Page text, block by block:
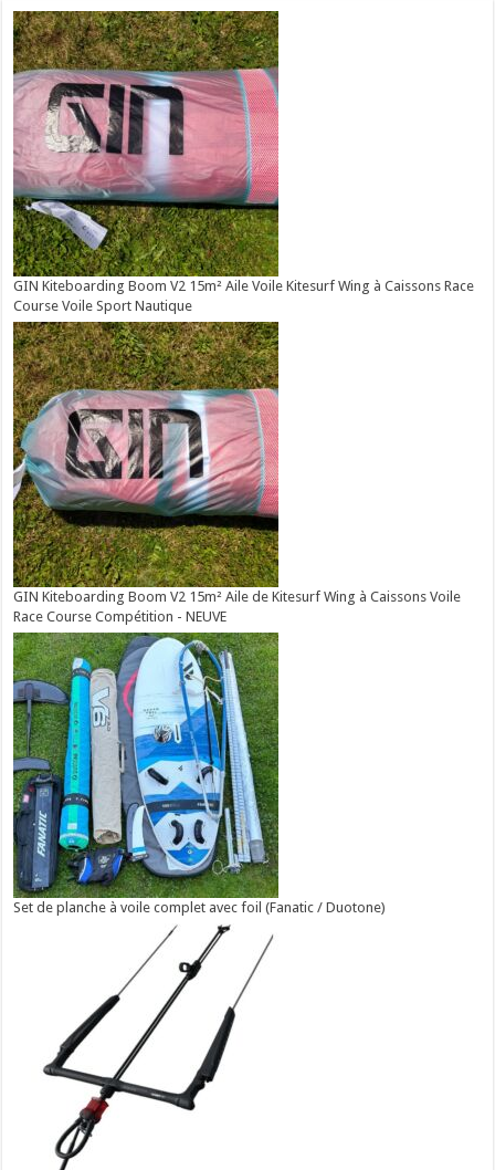
GIN Kiteboarding Boom V2 15m² Aile Voile Kitesurf Wing à Caissons Race
Course Voile Sport Nautique
GIN Kiteboarding Boom V2 15m² Aile de Kitesurf Wing à Caissons Voile
Race Course Compétition - NEUVE
Set de planche à voile complet avec foil (Fanatic / Duotone)